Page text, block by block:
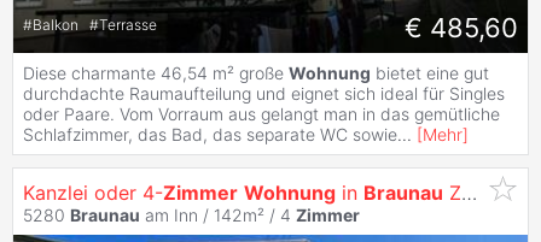
#Balkon #Terrasse € 485,60
Diese charmante 46,54 m² große Wohnung bietet eine gut
durchdachte Raumaufteilung und eignet sich ideal für Singles
oder Paare. Vom Vorraum aus gelangt man in das gemütliche
Schlafzimmer, das Bad, das separate WC sowie... [Mehr]
Kanzlei oder 4-Zimmer Wohnung in Braunau Zentrum
5280 Braunau am Inn / 142m² / 4 Zimmer